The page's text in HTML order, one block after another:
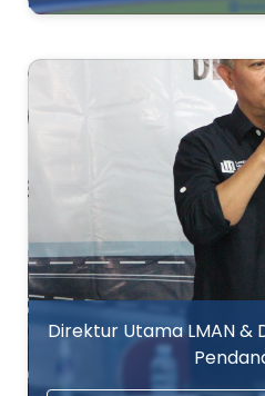
Direktur Utama LMAN &